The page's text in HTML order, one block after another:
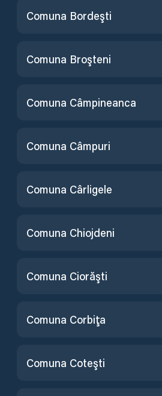
Comuna Bordeşti
Comuna Broşteni
Comuna Câmpineanca
Comuna Câmpuri
Comuna Cârligele
Comuna Chiojdeni
Comuna Ciorăşti
Comuna Corbiţa
Comuna Coteşti